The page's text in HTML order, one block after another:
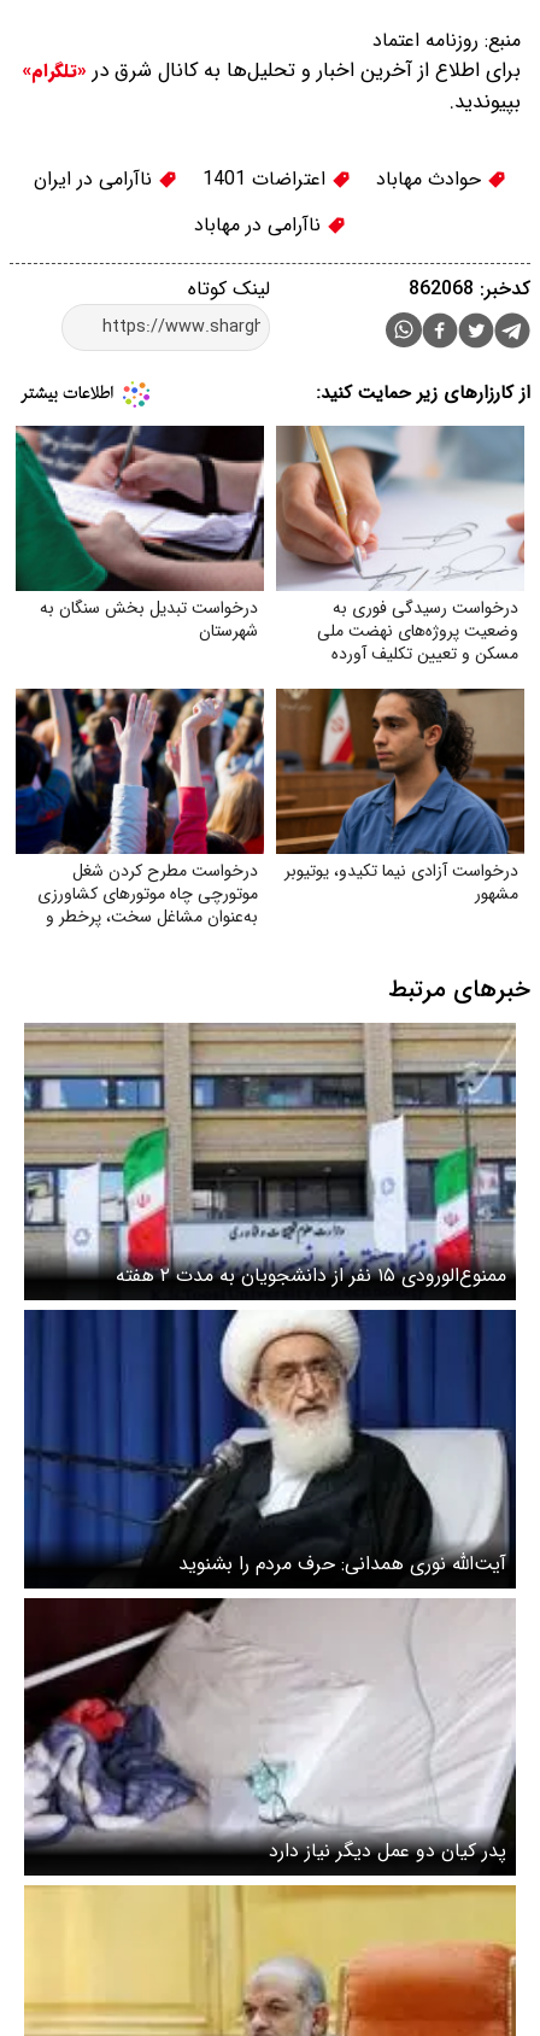
منبع: روزنامه اعتماد
برای اطلاع از آخرین اخبار و تحلیل‌ها به کانال شرق در «تلگرام»
بپیوندید.
حوادث مهاباد اعتراضات 1401
ناآرامی در ایران
ناآرامی در مهاباد
لینک کوتاه کدخبر: 862068
از کارزارهای زیر حمایت کنید:
درخواست رسیدگی فوری به
وضعیت پروژه‌های نهضت ملی
مسکن و تعیین تکلیف آورده
درخواست تبدیل بخش سنگان به
شهرستان
درخواست آزادی نیما تکیدو، یوتیوبر
مشهور
درخواست مطرح کردن شغل
موتورچی چاه موتورهای کشاورزی
به‌عنوان مشاغل سخت، پرخطر و
خبرهای مرتبط
ممنوع‌الورودی ۱۵ نفر از دانشجویان به مدت ۲ هفته
آیت‌الله نوری همدانی: حرف مردم را بشنوید
پدر کیان دو عمل دیگر نیاز دارد